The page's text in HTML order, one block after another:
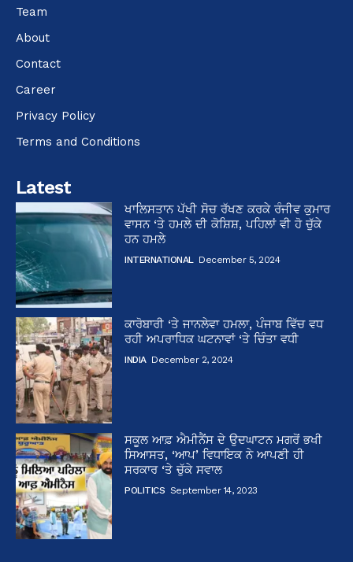
Team
About
Contact
Career
Privacy Policy
Terms and Conditions
Latest
ਖਾਲਿਸਤਾਨ ਪੱਖੀ ਸੋਚ ਰੱਖਣ ਕਰਕੇ ਰੰਜੀਵ ਕੁਮਾਰ
ਵਾਸਨ ‘ਤੇ ਹਮਲੇ ਦੀ ਕੋਸ਼ਿਸ਼, ਪਹਿਲਾਂ ਵੀ ਹੋ ਚੁੱਕੇ
ਹਨ ਹਮਲੇ
INTERNATIONAL December 5, 2024
ਕਾਰੋਬਾਰੀ ‘ਤੇ ਜਾਨਲੇਵਾ ਹਮਲਾ, ਪੰਜਾਬ ਵਿੱਚ ਵਧ
ਰਹੀ ਅਪਰਾਧਿਕ ਘਟਨਾਵਾਂ ‘ਤੇ ਚਿੰਤਾ ਵਧੀ
INDIA December 2, 2024
ਸਕੂਲ ਆਫ਼ ਐਮੀਨੈਂਸ ਦੇ ਉਦਘਾਟਨ ਮਗਰੋਂ ਭਖੀ
ਸਿਆਸਤ, ‘ਆਪ’ ਵਿਧਾਇਕ ਨੇ ਆਪਣੀ ਹੀ
ਸਰਕਾਰ ‘ਤੇ ਚੁੱਕੇ ਸਵਾਲ
POLITICS September 14, 2023